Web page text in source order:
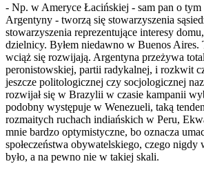
- Np. w Ameryce Łacińskiej - sam pan o tym
Argentyny - tworzą się stowarzyszenia
stowarzyszenia reprezentujące interesy
dzielnicy. Byłem niedawno w Buenos Aires.
wciąż się rozwijają. Argentyna przeżywa
peronistowskiej, partii radykalnej, i rozkwit
jeszcze politologicznej czy socjologicznej
rozwijał się w Brazylii w czasie kampanii
podobny występuje w Wenezueli, taką
rozmaitych ruchach indiańskich w Peru,
mnie bardzo optymistyczne, bo oznacza
społeczeństwa obywatelskiego, czego
było, a na pewno nie w takiej skali.